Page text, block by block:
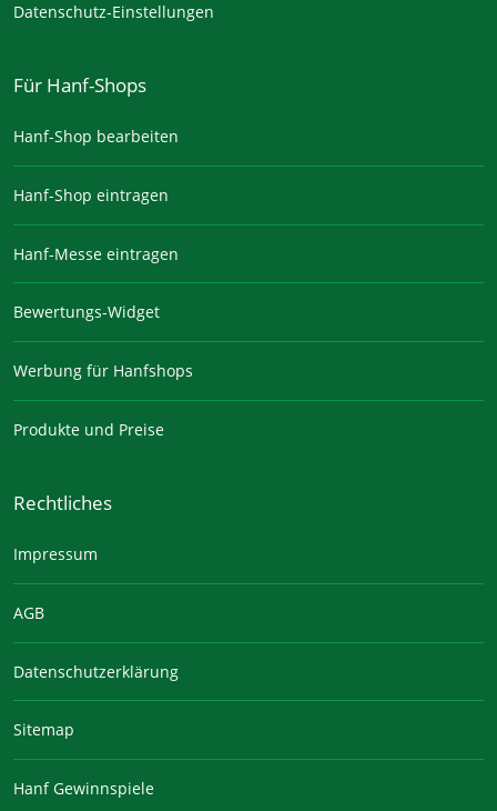
Datenschutz-Einstellungen
Für Hanf-Shops
Hanf-Shop bearbeiten
Hanf-Shop eintragen
Hanf-Messe eintragen
Bewertungs-Widget
Werbung für Hanfshops
Produkte und Preise
Rechtliches
Impressum
AGB
Datenschutzerklärung
Sitemap
Hanf Gewinnspiele